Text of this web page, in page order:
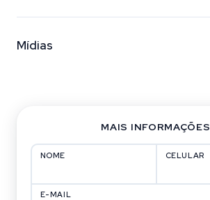
Mídias
MAIS INFORMAÇÕES
NOME CELULAR
E-MAIL